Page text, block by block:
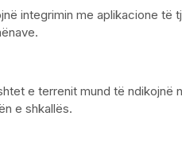
integrimin me aplikacione të
e terrenit mund të ndikojnë
e shkallës.